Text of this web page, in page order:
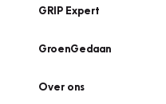
GRIP Expert
GroenGedaan
Over ons